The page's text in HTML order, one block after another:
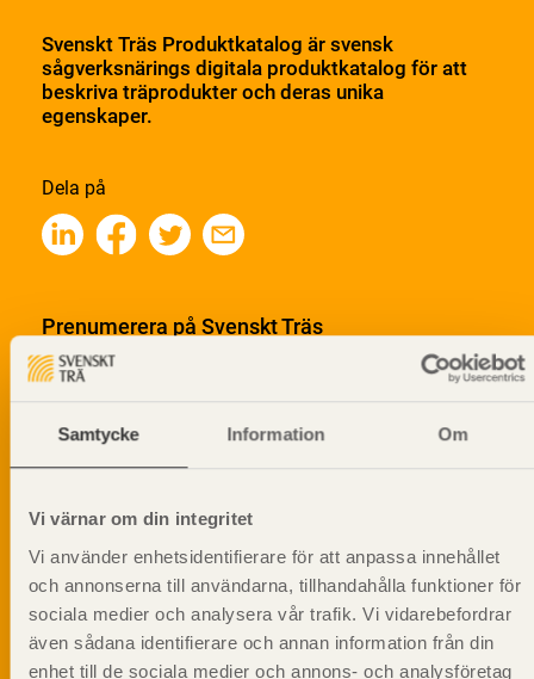
Samtycke Information Om
Vi värnar om din integritet
Vi använder enhetsidentifierare för att anpassa innehållet
och annonserna till användarna, tillhandahålla funktioner för
sociala medier och analysera vår trafik. Vi vidarebefordrar
även sådana identifierare och annan information från din
enhet till de sociala medier och annons- och analysföretag
Svenskt Träs Produktkatalog är svensk
sågverksnärings digitala produktkatalog för att
beskriva träprodukter och deras unika
egenskaper.
Dela på
Prenumerera på Svenskt Träs
informationsutskick!